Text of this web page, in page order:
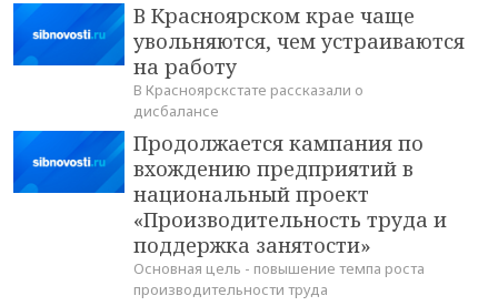
В Красноярском крае чаще
увольняются, чем устраиваются
на работу
В Красноярскстате рассказали о
дисбалансе
Продолжается кампания по
вхождению предприятий в
национальный проект
«Производительность труда и
поддержка занятости»
Основная цель - повышение темпа роста
производительности труда